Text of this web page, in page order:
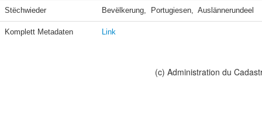
Stëchwieder Bevëlkerung,  Portugiesen,  Auslännerundeel
Komplett Metadaten Link
(c) Administration du